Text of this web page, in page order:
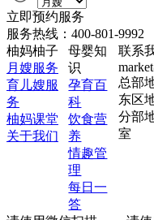
立即预约服务
服务热线： 400-801-9992
柚妈柚子
月嫂服务
育儿嫂服
务
柚妈课堂
关于我们
母婴知
识
孕育百
科
饮食营
养
情趣管
理
每日一
答
联系
总部
东区
分部
室